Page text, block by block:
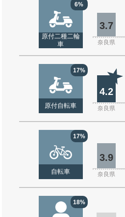
6%
原付二種二輪
車
3.7
奈良県
17%
原付自転車
4.2
奈良県
17%
自転車
3.9
奈良県
18%